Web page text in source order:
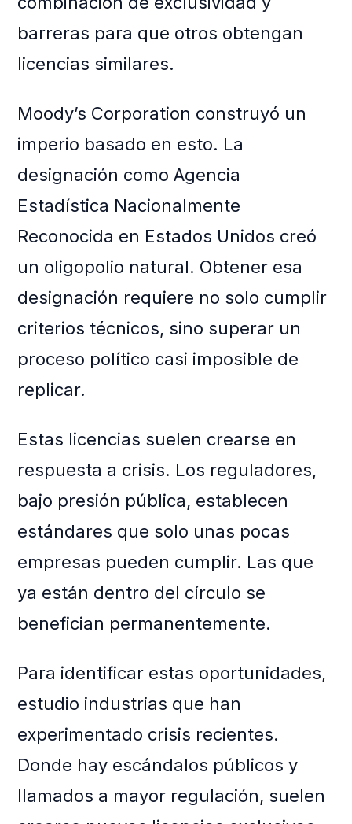
barreras para que otros obtengan
licencias similares.
Moody’s Corporation construyó un
imperio basado en esto. La
designación como Agencia
Estadística Nacionalmente
Reconocida en Estados Unidos creó
un oligopolio natural. Obtener esa
designación requiere no solo cumplir
criterios técnicos, sino superar un
proceso político casi imposible de
replicar.
Estas licencias suelen crearse en
respuesta a crisis. Los reguladores,
bajo presión pública, establecen
estándares que solo unas pocas
empresas pueden cumplir. Las que
ya están dentro del círculo se
benefician permanentemente.
Para identificar estas oportunidades,
estudio industrias que han
experimentado crisis recientes.
Donde hay escándalos públicos y
llamados a mayor regulación, suelen